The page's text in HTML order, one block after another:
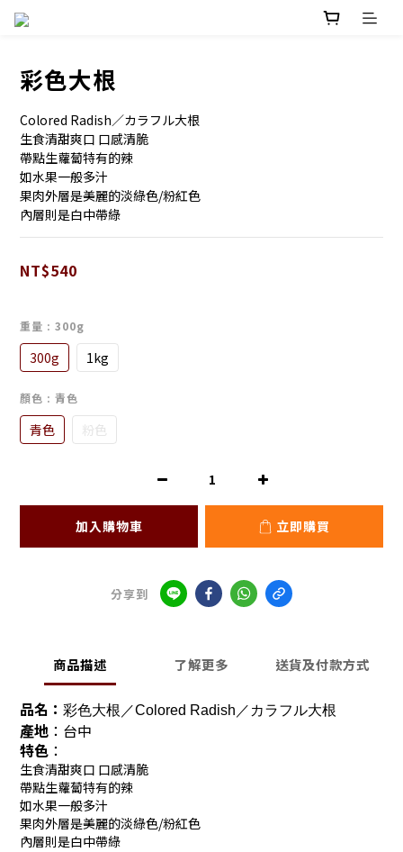
彩色大根
Colored Radish／カラフル大根
生食清甜爽口 口感清脆
帶點生蘿蔔特有的辣
如水果一般多汁
果肉外層是美麗的淡綠色/粉紅色
內層則是白中帶綠
NT$540
重量 : 300g
300g 1kg
顏色 : 青色
青色 粉色
加入購物車 立即購買
分享到
商品描述 了解更多 送貨及付款方式
品名： 彩色大根／Colored Radish／カラフル大根
產地 ：台中
特色 ：
生食清甜爽口 口感清脆
帶點生蘿蔔特有的辣
如水果一般多汁
果肉外層是美麗的淡綠色/粉紅色
內層則是白中帶綠